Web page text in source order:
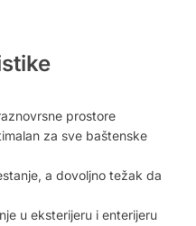
prostore
za sve baštenske
a dovoljno težak da
u eksterijeru i enterijeru